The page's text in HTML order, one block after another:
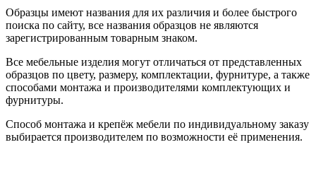
Образцы имеют названия для их различия и более быстрого
поиска по сайту, все названия образцов не являются
зарегистрированным товарным знаком.
Все мебельные изделия могут отличаться от представленных
образцов по цвету, размеру, комплектации, фурнитуре, а также
способами монтажа и производителями комплектующих и
фурнитуры.
Способ монтажа и крепёж мебели по индивидуальному заказу
выбирается производителем по возможности её применения.